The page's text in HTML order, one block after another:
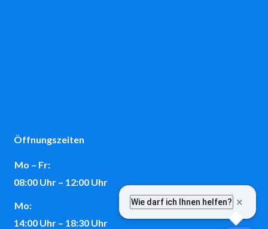
Öffnungszeiten
Mo – Fr:
08:00 Uhr – 12:00 Uhr
Mo:
14:00 Uhr – 18:30 Uhr